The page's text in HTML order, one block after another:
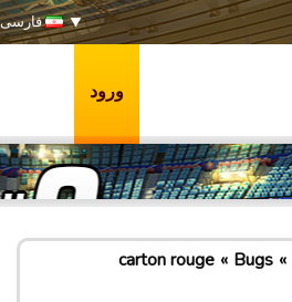
فارسی
ورود
Bugs
carton rouge